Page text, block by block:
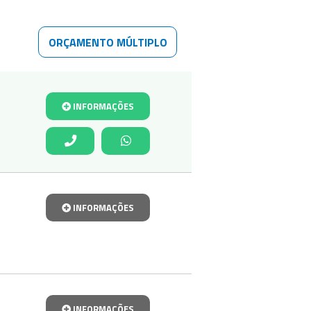
ORÇAMENTO MÚLTIPLO
INFORMAÇÕES
INFORMAÇÕES